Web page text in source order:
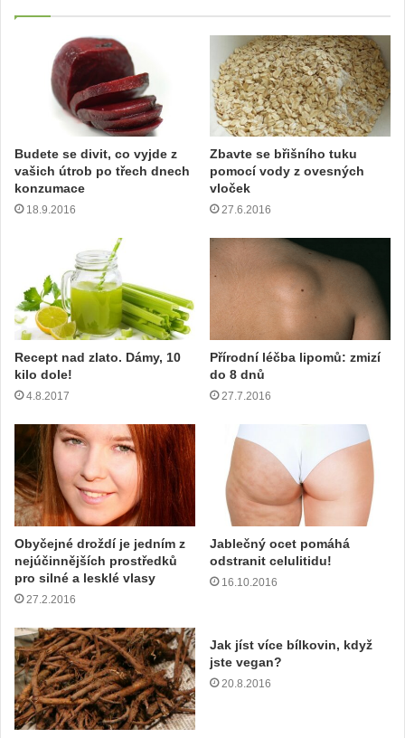
e
a
i
l
o
d
r
s
Budete se divit, co vyjde z
vašich útrob po třech dnech
konzumace
18.9.2016
Zbavte se břišního tuku
pomocí vody z ovesných
vloček
27.6.2016
Recept nad zlato. Dámy, 10
kilo dole!
4.8.2017
Přírodní léčba lipomů: zmizí
do 8 dnů
27.7.2016
Obyčejné droždí je jedním z
nejúčinnějších prostředků
pro silné a lesklé vlasy
27.2.2016
Jablečný ocet pomáhá
odstranit celulitidu!
16.10.2016
Jak jíst více bílkovin, když
jste vegan?
20.8.2016